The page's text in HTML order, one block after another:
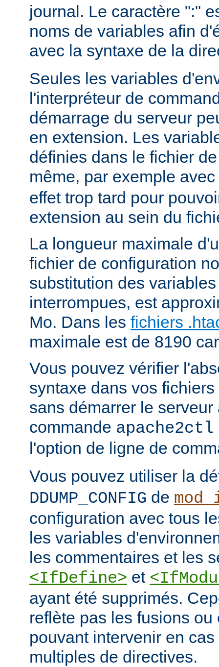
journal. Le caractère ":"
noms de variables afin
avec la syntaxe de la
Seules les variables
l'interpréteur de
démarrage du serveur
en extension. Les
définies dans le fichier
même, par exemple avec
effet trop tard pour
extension au sein du
La longueur maximale
fichier de configuration
substitution des
interrompues, est
Mo. Dans les fichiers
maximale est de 8190
Vous pouvez vérifier
syntaxe dans vos
sans démarrer le
commande
l'option de ligne de
Vous pouvez utiliser la
DDUMP_CONFIG de
configuration avec tous
les variables
les commentaires et les
<IfDefine> et
ayant été supprimés.
reflète pas les fusions ou
pouvant intervenir en
multiples de directives.